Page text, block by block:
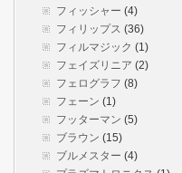
フィッシャー (4)
フィリップス (36)
フィルマジック (1)
フェイズリニア (2)
フェログラフ (8)
フェーン (1)
フッターマン (5)
ブラウン (15)
ブルメスター (4)